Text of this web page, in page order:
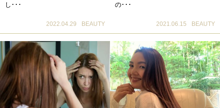
し･･･
2022.04.29 BEAUTY
の･･･
2021.06.15 BEAUTY